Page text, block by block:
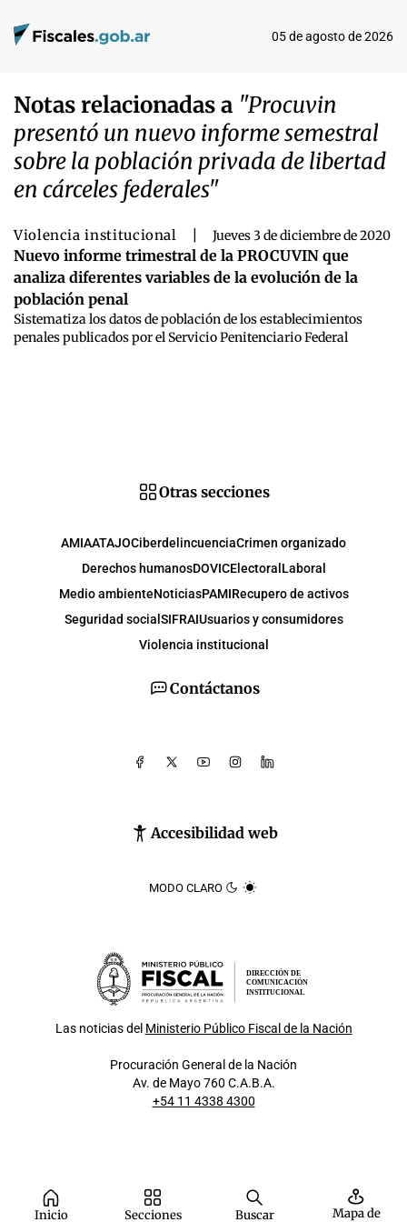
05 de agosto de 2026
Notas relacionadas a "Procuvin
presentó un nuevo informe semestral
sobre la población privada de libertad
en cárceles federales"
Violencia institucional Jueves 3 de diciembre de 2020
Nuevo informe trimestral de la PROCUVIN que
analiza diferentes variables de la evolución de la
población penal
Sistematiza los datos de población de los establecimientos
penales publicados por el Servicio Penitenciario Federal
Inicio Secciones Buscar
Mapa de
Contáctanos
Accesibilidad web
MODO CLARO
Otras secciones
AMIAATAJOCiberdelincuenciaCrimen organizado
Derechos humanosDOVICElectoral Laboral
Medio ambienteNoticiasPAMIRecupero de activos
Seguridad social SIFRAIUsuarios y consumidores
Violencia institucional
DIRECCIÓN DE
COMUNICACIÓN
INSTITUCIONAL
Las noticias del Ministerio Público Fiscal de la Nación
Procuración General de la Nación
Av. de Mayo 760 C.A.B.A.
+54 11 4338 4300